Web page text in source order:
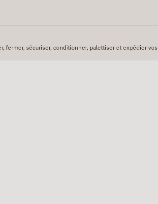
fermer, sécuriser, conditionner, palettiser et expédier